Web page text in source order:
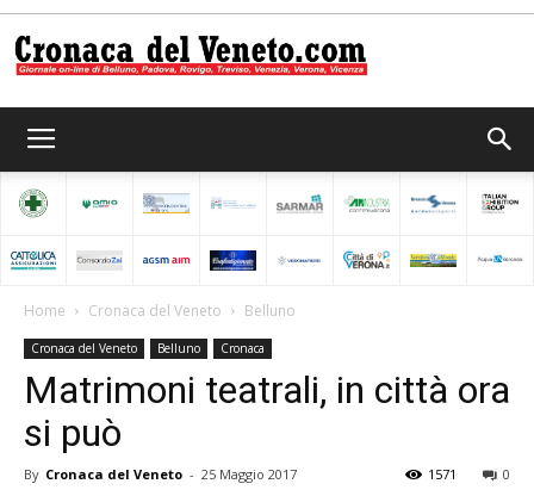
del
Veneto
Home Cronaca del Veneto Belluno
Cronaca del Veneto Belluno Cronaca
Matrimoni teatrali, in città ora
si può
By Cronaca del Veneto - 25 Maggio 2017 0
1571